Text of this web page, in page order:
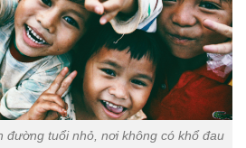
đường tuổi nhỏ, nơi không có khổ đau